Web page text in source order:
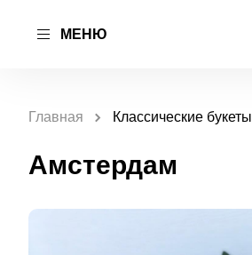
МЕНЮ
Главная Классические букеты
Амстердам